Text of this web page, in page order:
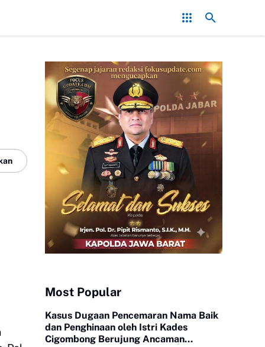
Redam Konflik, Kapolres Bogor Minta PT PMC Tunda Aktivitas di
Most Popular
Kasus Dugaan Pencemaran Nama Baik
dan Penghinaan oleh Istri Kades
Cigombong Berujung Ancaman